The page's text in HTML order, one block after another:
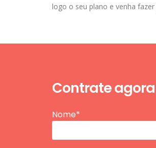
logo o seu plano e venha
Contrate
Nome*